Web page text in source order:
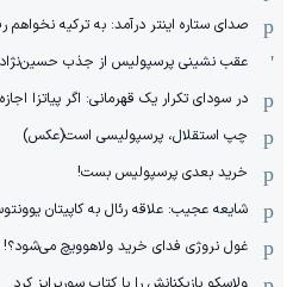
صدای ستاره اینتر درآمد: به ترکیه نخواهم
عقب نشینی پرسپولیس از جذب حسین‌نژاد
در سودای تکرار یک قهرمانی: اگر پیاتزا
چپ استقلال، پرسپولیسی است(عکس)
خرید بعدی پرسپولیس بست!
شایعه عجیب: علاقه رئال به کاپیتان
غول نروژی فدای خرید ولاهوویچ می‌شود؟!